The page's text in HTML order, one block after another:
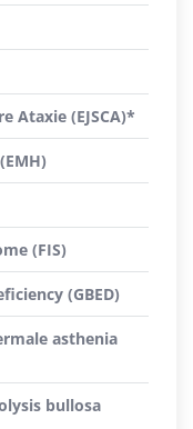
Ataxie (EJSCA)*
(FIS)
(GBED)
asthenia
bullosa